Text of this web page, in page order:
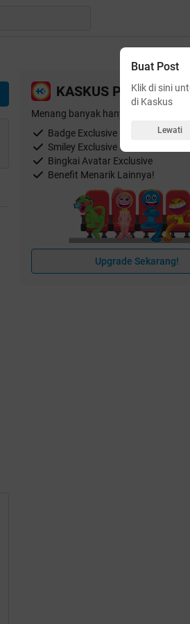
Buat Post
Klik di sini
di Kaskus
Lewati
KASKUS Plus
Menang banyak hanya dengan
Badge Exclusive
Smiley Exclusive
Bingkai Avatar Exclusive
Benefit Menarik Lainnya!
Upgrade Sekarang!